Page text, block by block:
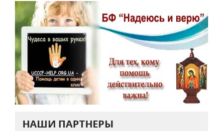
НАШИ ПАРТНЕРЫ